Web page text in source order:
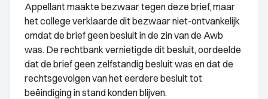
Appellant maakte bezwaar tegen deze brief, maar
het college verklaarde dit bezwaar niet-ontvankelijk
omdat de brief geen besluit in de zin van de Awb
was. De rechtbank vernietigde dit besluit, oordeelde
dat de brief geen zelfstandig besluit was en dat de
rechtsgevolgen van het eerdere besluit tot
beëindiging in stand konden blijven.